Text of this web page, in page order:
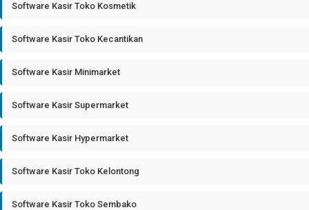
Software Kasir Toko Kosmetik
Software Kasir Toko Kecantikan
Software Kasir Minimarket
Software Kasir Supermarket
Software Kasir Hypermarket
Software Kasir Toko Kelontong
Software Kasir Toko Sembako